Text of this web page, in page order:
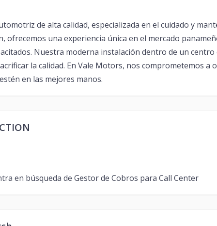
de alta calidad, especializada en el cuidado y
ofrecemos una experiencia única en el mercado
Nuestra moderna instalación dentro de un
la calidad. En Vale Motors, nos comprometemos a
en las mejores manos.
en búsqueda de Gestor de Cobros para Call Center